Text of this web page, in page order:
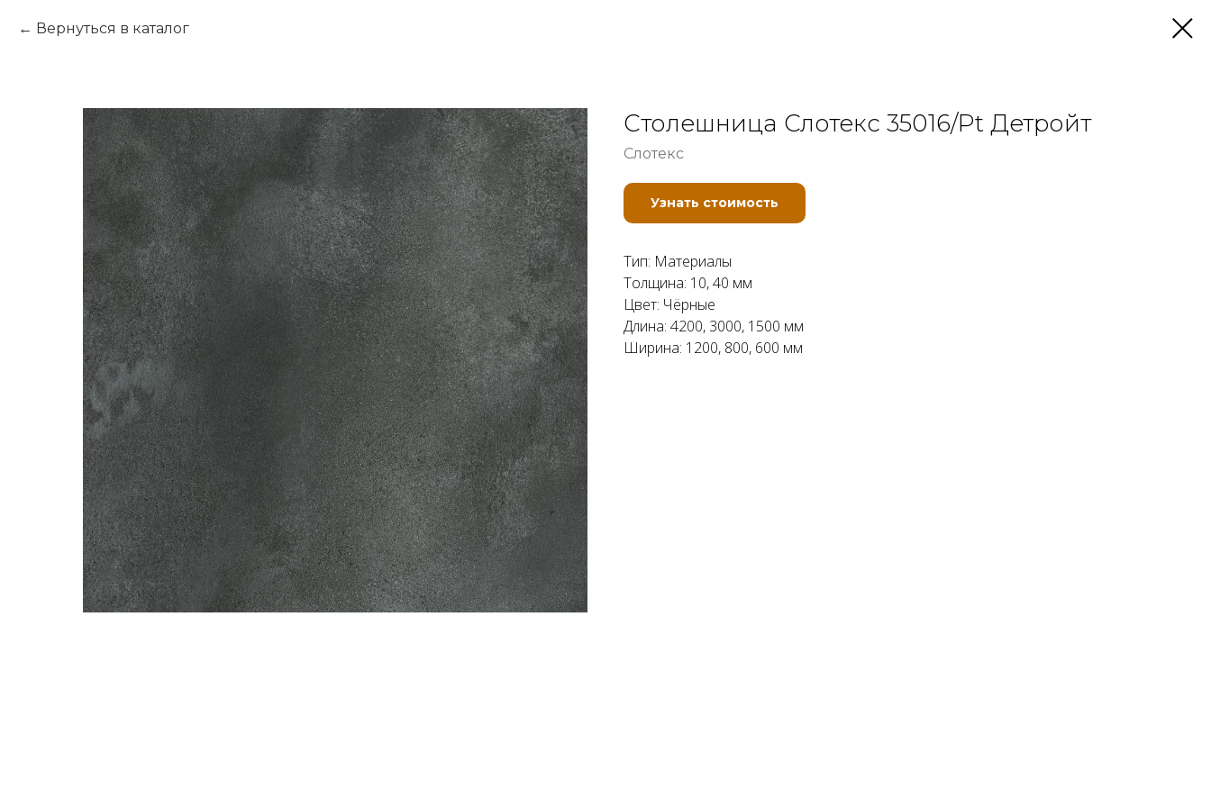
Вернуться в каталог
Столешница Слотекс 35016/Pt Детройт
Слотекс
Узнать стоимость
Тип: Материалы
Толщина: 10, 40 мм
Цвет: Чёрные
Длина: 4200, 3000, 1500 мм
Ширина: 1200, 800, 600 мм